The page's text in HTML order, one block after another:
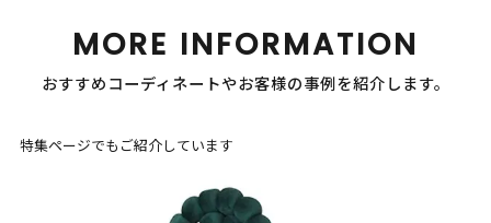
MORE INFORMATION
おすすめコーディネートやお客様の事例を紹介します。
特集ページでもご紹介しています